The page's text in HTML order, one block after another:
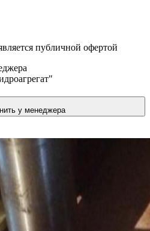
публичной офертой
у менеджера